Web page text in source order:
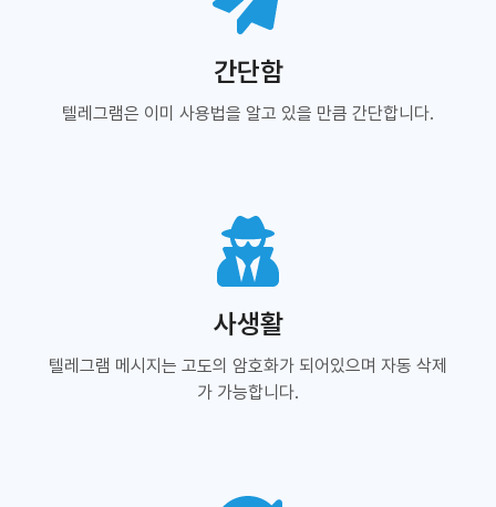
간단함
텔레그램은 이미 사용법을 알고 있을 만큼 간단합니다.
사생활
텔레그램 메시지는 고도의 암호화가 되어있으며 자동 삭제
가 가능합니다.